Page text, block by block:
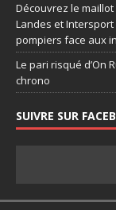
Découvrez le maillot
Landes et
pompiers face aux
Le pari risqué d’On
chrono
SUIVRE SUR